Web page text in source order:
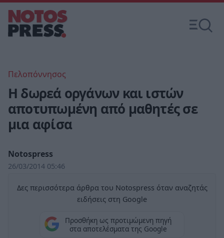
Πελοπόννησος
Η δωρεά οργάνων και ιστών
αποτυπωμένη από μαθητές σε
μια αφίσα
Notospress
26/03/2014 05:46
Δες περισσότερα άρθρα του Notospress όταν αναζητάς
ειδήσεις στη Google
Προσθήκη ως προτιμώμενη πηγή
στα αποτελέσματα της Google